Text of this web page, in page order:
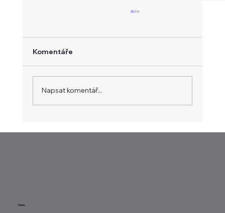
Menu
Newsletter 28. 7. 2026
Komentáře
Napsat komentář...